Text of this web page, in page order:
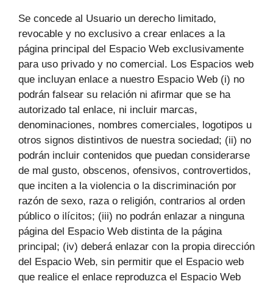
Se concede al Usuario un derecho limitado,
revocable y no exclusivo a crear enlaces a la
página principal del Espacio Web exclusivamente
para uso privado y no comercial. Los Espacios web
que incluyan enlace a nuestro Espacio Web (i) no
podrán falsear su relación ni afirmar que se ha
autorizado tal enlace, ni incluir marcas,
denominaciones, nombres comerciales, logotipos u
otros signos distintivos de nuestra sociedad; (ii) no
podrán incluir contenidos que puedan considerarse
de mal gusto, obscenos, ofensivos, controvertidos,
que inciten a la violencia o la discriminación por
razón de sexo, raza o religión, contrarios al orden
público o ilícitos; (iii) no podrán enlazar a ninguna
página del Espacio Web distinta de la página
principal; (iv) deberá enlazar con la propia dirección
del Espacio Web, sin permitir que el Espacio web
que realice el enlace reproduzca el Espacio Web